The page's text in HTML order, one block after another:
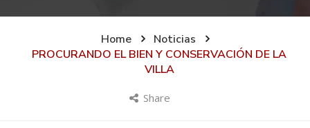
Home
Noticias
PROCURANDO EL BIEN Y CONSERVACIÓN DE LA
VILLA
Share